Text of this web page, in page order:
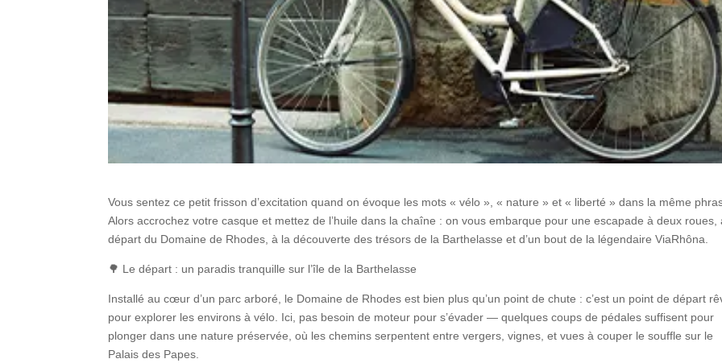
Vous sentez ce petit frisson d’excitation quand on évoque les mots « vélo », « nature » et « liberté » dans la même
Alors accrochez votre casque et mettez de l’huile dans la chaîne : on vous embarque pour une escapade à deux roues,
départ du Domaine de Rhodes, à la découverte des trésors de la Barthelasse et d’un bout de la légendaire ViaRhôna.
🌳 Le départ : un paradis tranquille sur l’île de la Barthelasse
Installé au cœur d’un parc arboré, le Domaine de Rhodes est bien plus qu’un point de chute : c’est un point de départ
pour explorer les environs à vélo. Ici, pas besoin de moteur pour s’évader — quelques coups de pédales suffisent pour
plonger dans une nature préservée, où les chemins serpentent entre vergers, vignes, et vues à couper le souffle sur le
Palais des Papes.